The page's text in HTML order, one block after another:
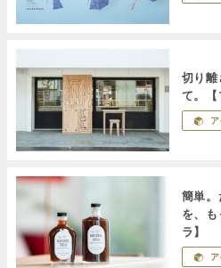
切り離
て。【
簡単。
を、
ラ】